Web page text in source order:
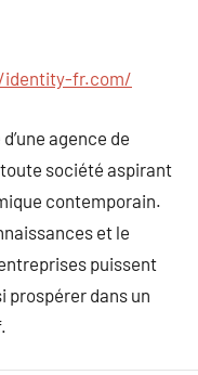
fr.com/
agence de
société aspirant
contemporain.
et le
puissent
prospérer dans un